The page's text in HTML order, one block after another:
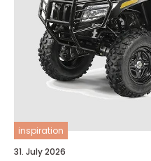
inspiration
31. July 2026